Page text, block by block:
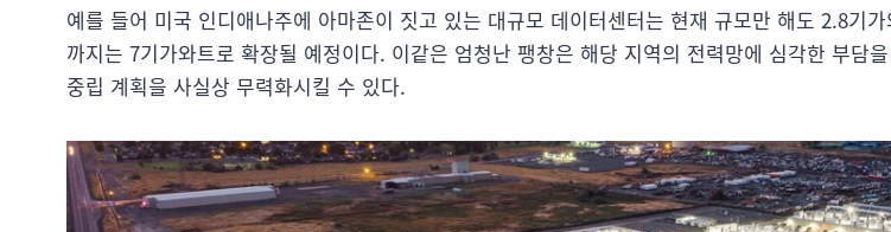
예를 들어 미국 인디애나주에 아마존이 짓고 있는 대규모 데이터센터는 현재 규모만 해도 2.8기
까지는 7기가와트로 확장될 예정이다. 이같은 엄청난 팽창은 해당 지역의 전력망에 심각한 부담
중립 계획을 사실상 무력화시킬 수 있다.